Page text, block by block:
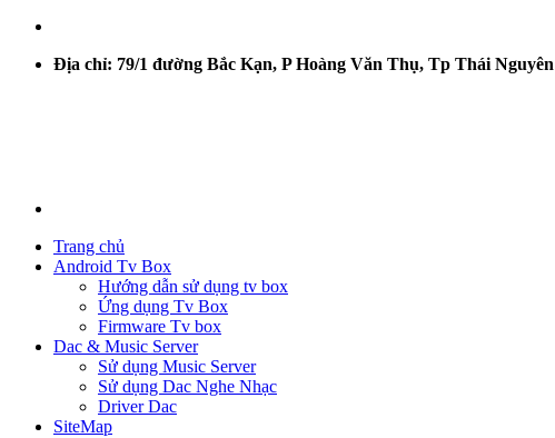
Địa chỉ: 79/1 đường Bắc Kạn, P Hoàng Văn Thụ, Tp Thái Nguyên
Trang chủ
Android Tv Box
Hướng dẫn sử dụng tv box
Ứng dụng Tv Box
Firmware Tv box
Dac & Music Server
Sử dụng Music Server
Sử dụng Dac Nghe Nhạc
Driver Dac
SiteMap